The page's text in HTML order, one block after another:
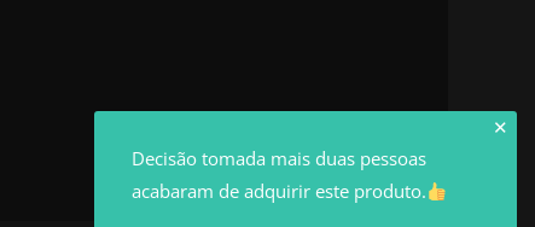
✕
Decisão tomada mais duas pessoas
acabaram de adquirir este produto.